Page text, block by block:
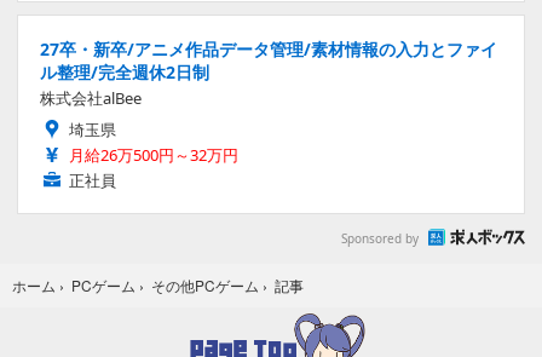
27卒・新卒/アニメ作品データ管理/素材情報の入力とファイ
ル整理/完全週休2日制
株式会社alBee
埼玉県
月給26万500円～32万円
正社員
Sponsored by
ホーム › PCゲーム › その他PCゲーム › 記事